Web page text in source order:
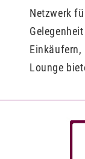
Netzwerk
Einkäufern,
Lounge